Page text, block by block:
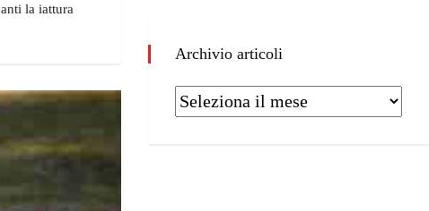
la iattura
Archivio articoli